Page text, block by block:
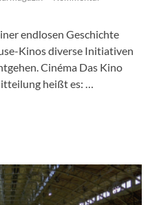
endlosen Geschichte
Kinos diverse Initiativen
Cinéma Das Kino
heißt es: …